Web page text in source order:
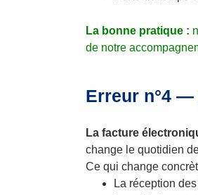
La bonne pratique :
de notre
Erreur n°4 —
La facture
change le quotidien
Ce qui change
La réception